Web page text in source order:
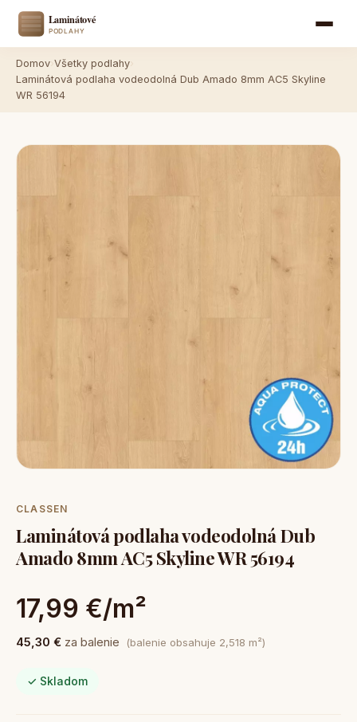
Domov Všetky podlahy
Laminátová podlaha vodeodolná Dub Amado 8mm AC5 Skyline
WR 56194
CLASSEN
Laminátová podlaha vodeodolná Dub
Amado 8mm AC5 Skyline WR 56194
17,99 €/m²
45,30 € za balenie (balenie obsahuje 2,518 m²)
✓ Skladom